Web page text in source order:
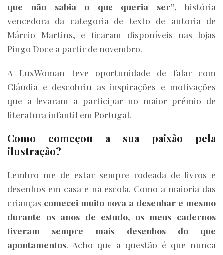
que não sabia o que queria ser”, história
vencedora da categoria de texto de autoria de
Márcio Martins, e ficaram disponíveis nas lojas
Pingo Doce a partir de novembro.
A LuxWoman teve oportunidade de falar com
Cláudia e descobriu as inspirações e motivações
que a levaram a participar no maior prémio de
literatura infantil em Portugal.
Como começou a sua paixão pela
ilustração?
Lembro-me de estar sempre rodeada de livros e
desenhos em casa e na escola. Como a maioria das
crianças comecei muito nova a desenhar e mesmo
durante os anos de estudo, os meus cadernos
tiveram sempre mais desenhos do que
apontamentos. Acho que a questão é que nunca